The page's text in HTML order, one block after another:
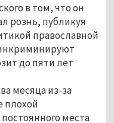
в том, что он
рознь, публикуя
православной
до пяти лет
месяца из-за
плохой
места